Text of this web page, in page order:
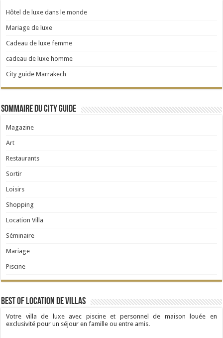
Hôtel de luxe dans le monde
Mariage de luxe
Cadeau de luxe femme
cadeau de luxe homme
City guide Marrakech
Sommaire du City Guide
Magazine
Art
Restaurants
Sortir
Loisirs
Shopping
Location Villa
Séminaire
Mariage
Piscine
Best Of Location de Villas
Votre villa de luxe avec piscine et personnel de maison louée en
exclusivité pour un séjour en famille ou entre amis.